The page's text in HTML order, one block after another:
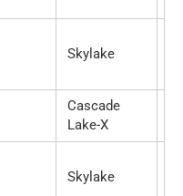
Skylake
Cascade
Lake-X
Skylake